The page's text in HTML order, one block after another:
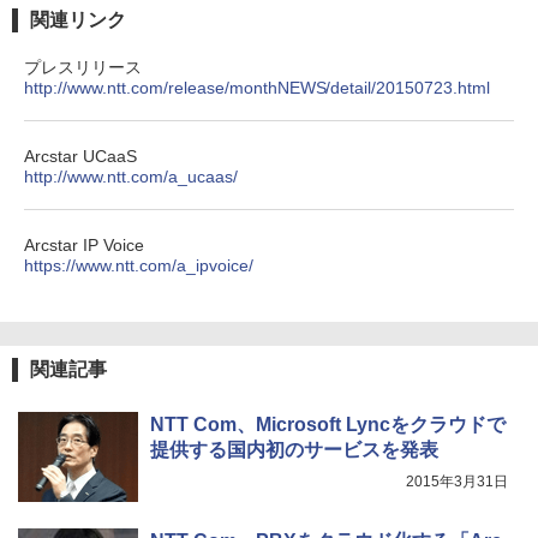
関連リンク
プレスリリース
http://www.ntt.com/release/monthNEWS/detail/20150723.html
Arcstar UCaaS
http://www.ntt.com/a_ucaas/
Arcstar IP Voice
https://www.ntt.com/a_ipvoice/
関連記事
NTT Com、Microsoft Lyncをクラウドで
提供する国内初のサービスを発表
2015年3月31日